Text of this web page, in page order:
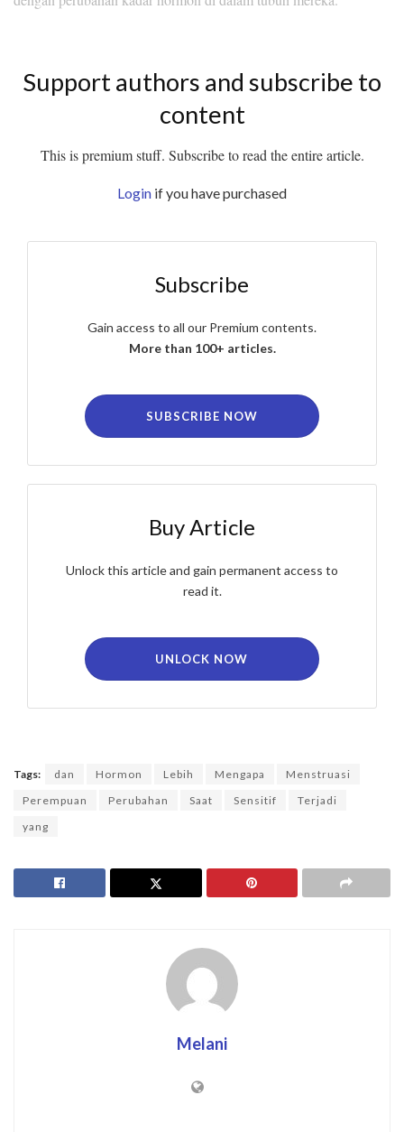
Support authors and subscribe to
content
This is premium stuff. Subscribe to read the entire article.
Login if you have purchased
Subscribe
Gain access to all our Premium contents.
More than 100+ articles.
SUBSCRIBE NOW
Buy Article
Unlock this article and gain permanent access to
read it.
UNLOCK NOW
Tags: dan Hormon Lebih Mengapa
Menstruasi
Perempuan
Perubahan Saat Sensitif
Terjadi
yang
Melani